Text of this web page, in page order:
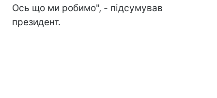
Ось що ми робимо", - підсумував
президент.